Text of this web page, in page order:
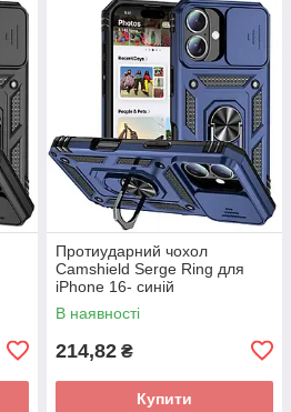
Протиударний чохол
Camshield Serge Ring для
iPhone 16- синій
В наявності
214,82 ₴
Купити